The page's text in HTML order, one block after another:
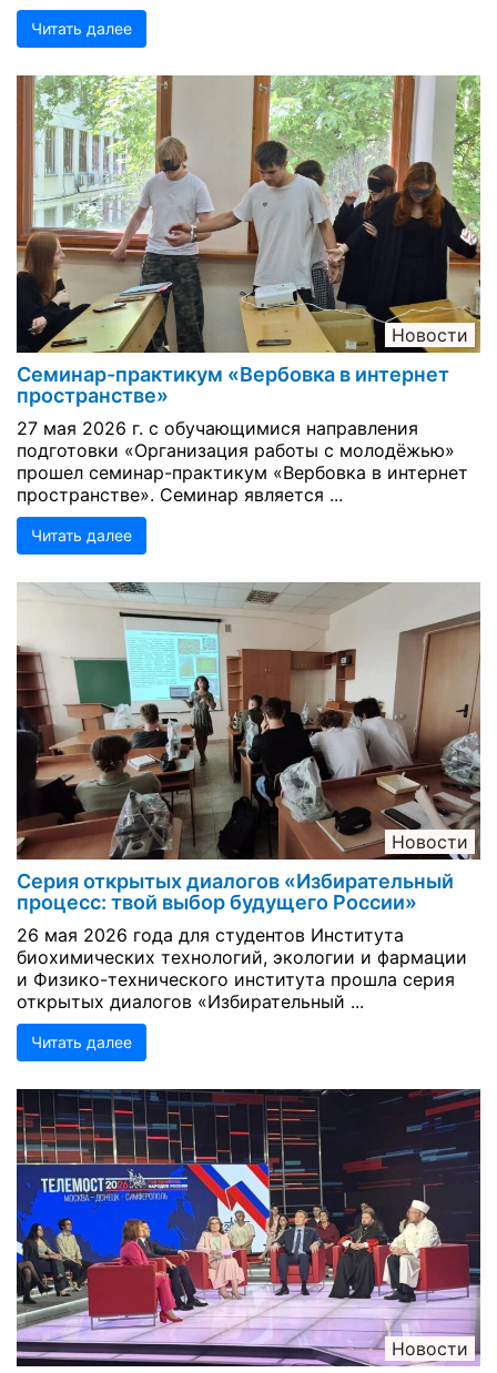
Читать далее
Новости
Семинар-практикум «Вербовка в интернет
пространстве»
27 мая 2026 г. с обучающимися направления
подготовки «Организация работы с молодёжью»
прошел семинар-практикум «Вербовка в интернет
пространстве». Семинар является ...
Читать далее
Новости
Серия открытых диалогов «Избирательный
процесс: твой выбор будущего России»
26 мая 2026 года для студентов Института
биохимических технологий, экологии и фармации
и Физико-технического института прошла серия
открытых диалогов «Избирательный ...
Читать далее
Новости